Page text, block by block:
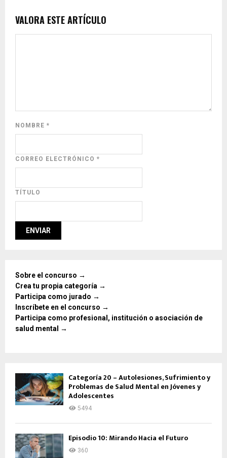
VALORA ESTE ARTÍCULO
NOMBRE *
CORREO ELECTRÓNICO *
TÍTULO
Sobre el concurso →
Crea tu propia categoría →
Participa como jurado →
Inscríbete en el concurso →
Participa como profesional, institución o asociación de
salud mental →
Categoría 20 – Autolesiones, Sufrimiento y
Problemas de Salud Mental en Jóvenes y
Adolescentes
5494
Episodio 10: Mirando Hacia el Futuro
360